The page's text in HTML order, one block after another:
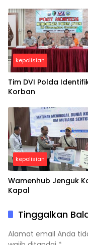
kepolisian
Tim DVI Polda
Korban
kepolisian
Wamenhub Jenguk
Kapal
Tinggalkan
Alamat email Anda